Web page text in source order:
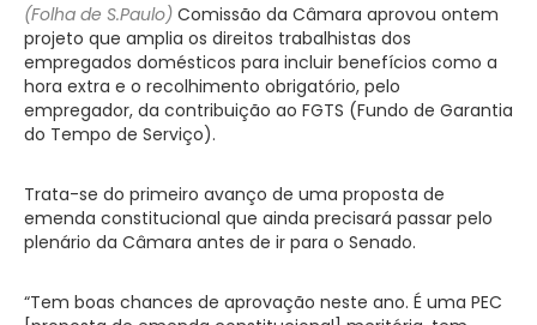
(Folha de S.Paulo) Comissão da Câmara aprovou ontem
projeto que amplia os direitos trabalhistas dos
empregados domésticos para incluir benefícios como a
hora extra e o recolhimento obrigatório, pelo
empregador, da contribuição ao FGTS (Fundo de Garantia
do Tempo de Serviço).
Trata-se do primeiro avanço de uma proposta de
emenda constitucional que ainda precisará passar pelo
plenário da Câmara antes de ir para o Senado.
“Tem boas chances de aprovação neste ano. É uma PEC